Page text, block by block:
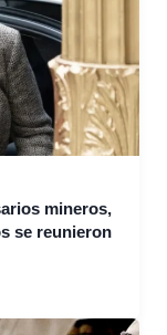
mineros,
se reunieron